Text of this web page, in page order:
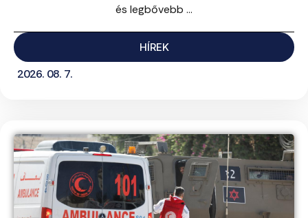
és legbővebb ...
HÍREK
2026. 08. 7.